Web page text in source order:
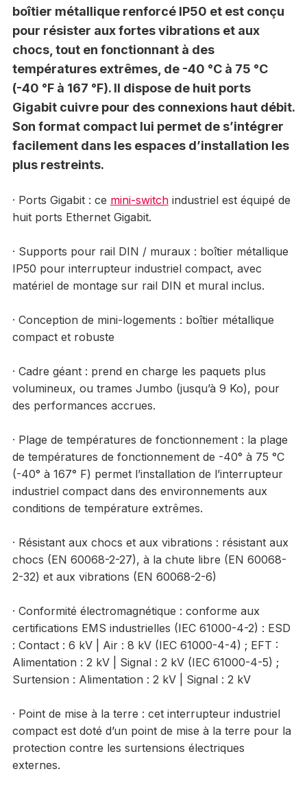
boîtier métallique renforcé IP50 et est conçu
pour résister aux fortes vibrations et aux
chocs, tout en fonctionnant à des
températures extrêmes, de -40 °C à 75 °C
(-40 °F à 167 °F). Il dispose de huit ports
Gigabit cuivre pour des connexions haut débit.
Son format compact lui permet de s’intégrer
facilement dans les espaces d’installation les
plus restreints.
· Ports Gigabit : ce mini-switchindustriel est équipé de
huit ports Ethernet Gigabit.
· Supports pour rail DIN / muraux : boîtier métallique
IP50 pour interrupteur industriel compact, avec
matériel de montage sur rail DIN et mural inclus.
· Conception de mini-logements : boîtier métallique
compact et robuste
· Cadre géant : prend en charge les paquets plus
volumineux, ou trames Jumbo (jusqu’à 9 Ko), pour
des performances accrues.
· Plage de températures de fonctionnement : la plage
de températures de fonctionnement de -40° à 75 °C
(-40° à 167° F) permet l’installation de l’interrupteur
industriel compact dans des environnements aux
conditions de température extrêmes.
· Résistant aux chocs et aux vibrations : résistant aux
chocs (EN 60068-2-27), à la chute libre (EN 60068-
2-32) et aux vibrations (EN 60068-2-6)
· Conformité électromagnétique : conforme aux
certifications EMS industrielles (IEC 61000-4-2) : ESD
: Contact : 6 kV | Air : 8 kV (IEC 61000-4-4) ; EFT :
Alimentation : 2 kV | Signal : 2 kV (IEC 61000-4-5) ;
Surtension : Alimentation : 2 kV | Signal : 2 kV
· Point de mise à la terre : cet interrupteur industriel
compact est doté d’un point de mise à la terre pour la
protection contre les surtensions électriques
externes.